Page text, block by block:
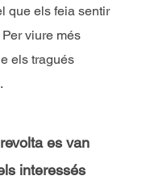
que els feia sentir
viure més
els tragués
es van
interessés